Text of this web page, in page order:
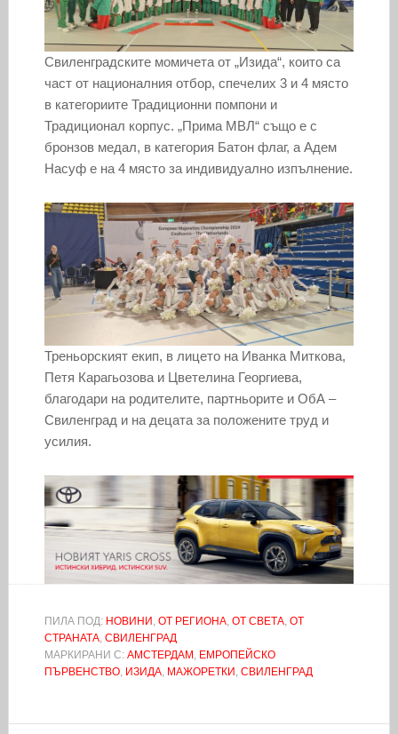
Свиленградските момичета от „Изида“, които са
част от националния отбор, спечелих 3 и 4 място
в категориите Традиционни помпони и
Традиционал корпус. „Прима МВЛ“ също е с
бронзов медал, в категория Батон флаг, а Адем
Насуф е на 4 място за индивидуално изпълнение.
Треньорският екип, в лицето на Иванка Миткова,
Петя Карагьозова и Цветелина Георгиева,
благодари на родителите, партньорите и ОбА –
Свиленград и на децата за положените труд и
усилия.
ПИЛА ПОД: НОВИНИ ОТ РЕГИОНА, ОТ СВЕТА, ОТ
СТРАНАТА, СВИЛЕНГРАД
МАРКИРАНИ С: АМСТЕРДАМ ЕМРОПЕЙСКО
ПЪРВЕНСТВО, ИЗИДА, МАЖОРЕТКИ СВИЛЕНГРАД